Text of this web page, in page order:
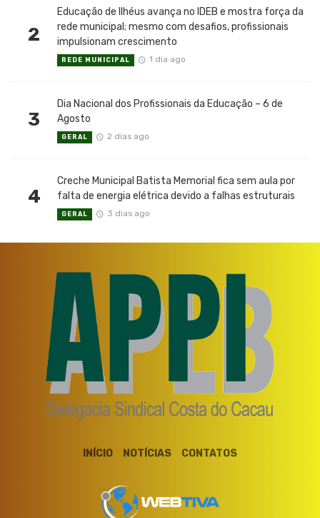
2
Educação de Ilhéus avança no IDEB e mostra força da
rede municipal; mesmo com desafios, profissionais
impulsionam crescimento
REDE MUNICIPAL 1 dia ago
3
Dia Nacional dos Profissionais da Educação – 6 de
Agosto
GERAL 2 dias ago
4
Creche Municipal Batista Memorial fica sem aula por
falta de energia elétrica devido a falhas estruturais
GERAL 3 dias ago
INÍCIO NOTÍCIAS CONTATOS